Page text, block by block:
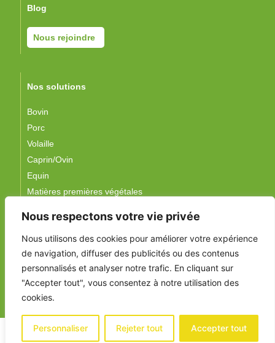
Nous respectons votre vie privée
Nous utilisons des cookies pour améliorer votre expérience
de navigation, diffuser des publicités ou des contenus
personnalisés et analyser notre trafic. En cliquant sur
"Accepter tout", vous consentez à notre utilisation des
cookies.
Personnaliser Rejeter tout Accepter tout
Blog
Nous rejoindre
Nos solutions
Bovin
Porc
Volaille
Caprin/Ovin
Equin
Matières premières végétales
Suivez-nous !
Mentions légales